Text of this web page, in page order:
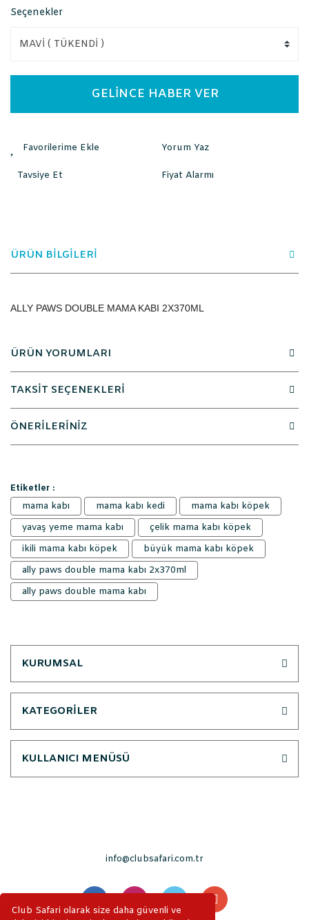
Club Safari olarak size daha güvenli ve
Seçenekler
GELİNCE HABER VER
Yorum Yaz
Tavsiye Et Fiyat Alarmı
ÜRÜN BİLGİLERİ
ALLY PAWS DOUBLE MAMA KABI 2X370ML
ÜRÜN YORUMLARI
TAKSİT SEÇENEKLERİ
ÖNERİLERİNİZ
Etiketler :
mama kabı
mama kabı kedi
mama kabı köpek
yavaş yeme mama kabı
çelik mama kabı köpek
ikili mama kabı köpek
büyük mama kabı köpek
ally paws double mama kabı 2x370ml
ally paws double mama kabı
KURUMSAL
KATEGORİLER
KULLANICI MENÜSÜ
info@clubsafari.com.tr